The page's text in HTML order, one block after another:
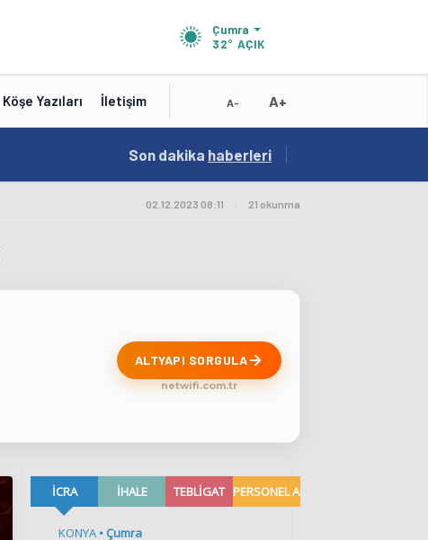
Çumra
32° AÇIK
Köşe Yazıları İletişim A- A+
10:16 / Test Baslik 10:16:19
Son dakika haberleri
02.12.2023 08:11 21 okunma
ALTYAPI SORGULA
netwifi.com.tr